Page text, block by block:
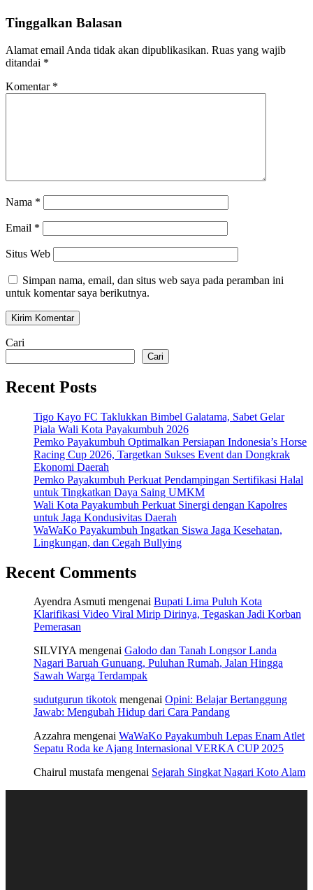
Tinggalkan Balasan
Alamat email Anda tidak akan dipublikasikan. Ruas yang wajib
ditandai *
Komentar *
Nama *
Email *
Situs Web
Simpan nama, email, dan situs web saya pada peramban ini
untuk komentar saya berikutnya.
Cari
Cari
Recent Posts
Tigo Kayo FC Taklukkan Bimbel Galatama, Sabet Gelar
Piala Wali Kota Payakumbuh 2026
Pemko Payakumbuh Optimalkan Persiapan Indonesia’s Horse
Racing Cup 2026, Targetkan Sukses Event dan Dongkrak
Ekonomi Daerah
Pemko Payakumbuh Perkuat Pendampingan Sertifikasi Halal
untuk Tingkatkan Daya Saing UMKM
Wali Kota Payakumbuh Perkuat Sinergi dengan Kapolres
untuk Jaga Kondusivitas Daerah
WaWaKo Payakumbuh Ingatkan Siswa Jaga Kesehatan,
Lingkungan, dan Cegah Bullying
Recent Comments
Ayendra Asmuti mengenai Bupati Lima Puluh Kota
Klarifikasi Video Viral Mirip Dirinya, Tegaskan Jadi Korban
Pemerasan
SILVIYAmengenai Galodo dan Tanah Longsor Landa
Nagari Baruah Gunuang, Puluhan Rumah, Jalan Hingga
Sawah Warga Terdampak
sudutgurun tikotok mengenai Opini: Belajar Bertanggung
Jawab: Mengubah Hidup dari Cara Pandang
Azzahra mengenai WaWaKo Payakumbuh Lepas Enam Atlet
Sepatu Roda ke Ajang Internasional VERKA CUP 2025
Chairul mustafa mengenai Sejarah Singkat Nagari Koto Alam